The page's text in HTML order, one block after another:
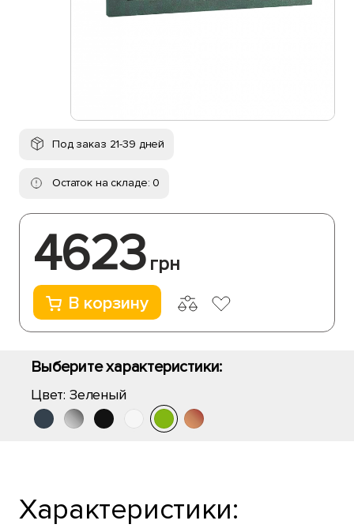
Под заказ 21-39 дней
Остаток на складе: 0
4623 грн
В корзину
Выберите характеристики:
Цвет: Зеленый
Характеристики: